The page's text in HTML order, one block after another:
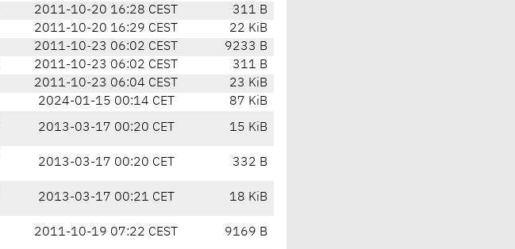
2011-10-20 16:28 CEST
311 B
2011-10-20 16:29 CEST
22 KiB
2011-10-23 06:02 CEST
9233 B
2011-10-23 06:02 CEST
311 B
2011-10-23 06:04 CEST
23 KiB
2024-01-15 00:14 CET
87 KiB
2013-03-17 00:20 CET 15 KiB
2013-03-17 00:20 CET 332 B
2013-03-17 00:21 CET 18 KiB
2011-10-19 07:22 CEST 9169 B